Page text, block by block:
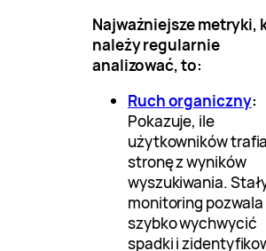
Najważniejsze metryki,
należy regularnie
analizować, to:
Ruch organiczny:
Pokazuje, ile
użytkowników
stronę z wyników
wyszukiwania.
monitoring pozwala
szybko wychwycić
spadki i